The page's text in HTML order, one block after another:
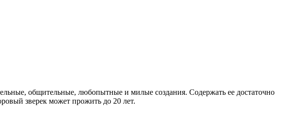
общительные, любопытные и милые создания. Содержать ее достаточно
зверек может прожить до 20 лет.